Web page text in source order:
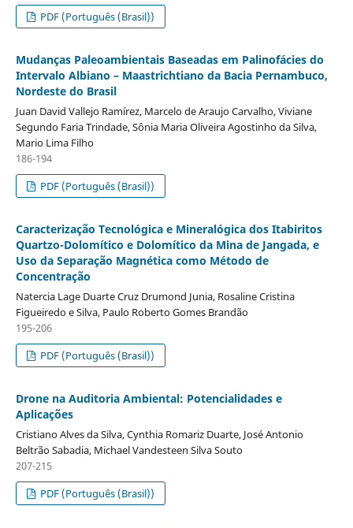
PDF (Português (Brasil))
Mudanças Paleoambientais Baseadas em Palinofácies do
Intervalo Albiano – Maastrichtiano da Bacia Pernambuco,
Nordeste do Brasil
Juan David Vallejo Ramírez, Marcelo de Araujo Carvalho, Viviane
Segundo Faria Trindade, Sônia Maria Oliveira Agostinho da Silva,
Mario Lima Filho
186-194
PDF (Português (Brasil))
Caracterização Tecnológica e Mineralógica dos Itabiritos
Quartzo-Dolomítico e Dolomítico da Mina de Jangada, e
Uso da Separação Magnética como Método de
Concentração
Natercia Lage Duarte Cruz Drumond Junia, Rosaline Cristina
Figueiredo e Silva, Paulo Roberto Gomes Brandão
195-206
PDF (Português (Brasil))
Drone na Auditoria Ambiental: Potencialidades e
Aplicações
Cristiano Alves da Silva, Cynthia Romariz Duarte, José Antonio
Beltrão Sabadia, Michael Vandesteen Silva Souto
207-215
PDF (Português (Brasil))